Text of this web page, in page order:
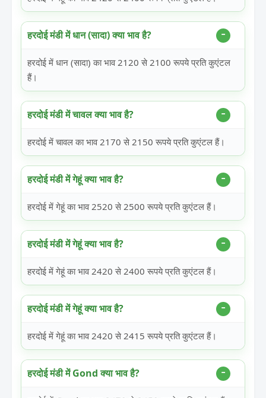
हरदोई मंडी में धान (सादा) क्या भाव है?
हरदोई में धान (सादा) का भाव 2120 से 2100 रूपये प्रति कुएंटल
हैं।
हरदोई मंडी में चावल क्या भाव है?
हरदोई में चावल का भाव 2170 से 2150 रूपये प्रति कुएंटल हैं।
हरदोई मंडी में गेहूं क्या भाव है?
हरदोई में गेहूं का भाव 2520 से 2500 रूपये प्रति कुएंटल हैं।
हरदोई मंडी में गेहूं क्या भाव है?
हरदोई में गेहूं का भाव 2420 से 2400 रूपये प्रति कुएंटल हैं।
हरदोई मंडी में गेहूं क्या भाव है?
हरदोई में गेहूं का भाव 2420 से 2415 रूपये प्रति कुएंटल हैं।
हरदोई मंडी में Gond क्या भाव है?